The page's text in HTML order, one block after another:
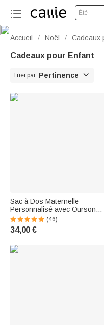
Été
Accueil / Noël / Cadeaux
Cadeaux pour Enfant
Trier par Pertinence 
Sac à Dos Maternelle
Personnalisé avec Ourson
Détachable Nom Cadeau Fête
des Enfants Rentrée pour
Enfants
(46)
34,00 €